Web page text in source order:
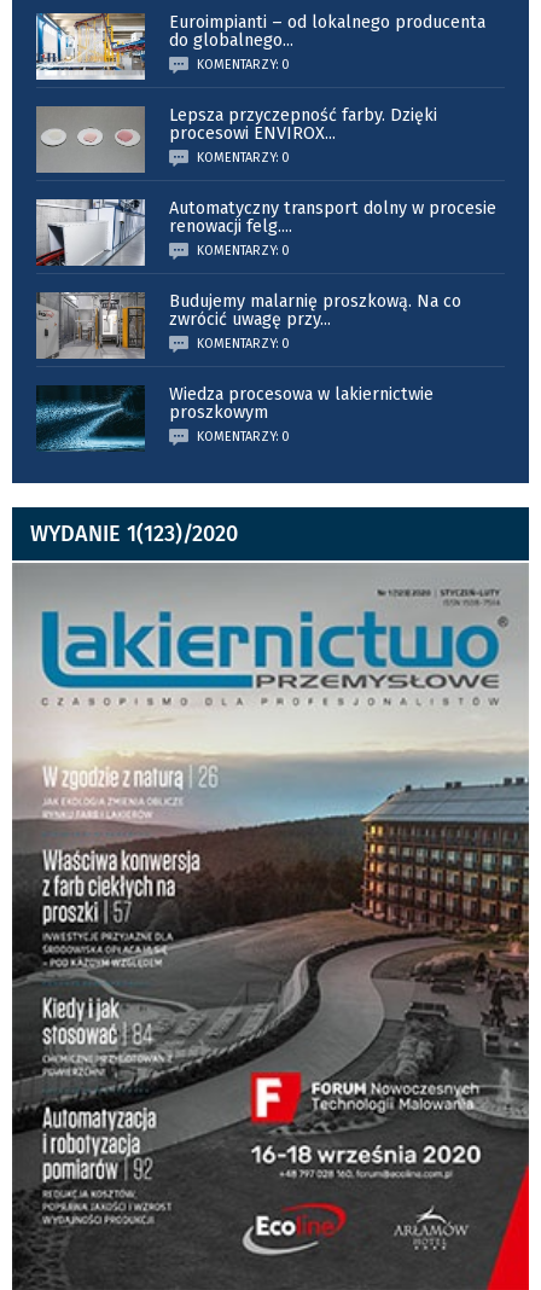
Euroimpianti – od lokalnego producenta
do globalnego...
KOMENTARZY: 0
Lepsza przyczepność farby. Dzięki
procesowi ENVIROX...
KOMENTARZY: 0
Automatyczny transport dolny w procesie
renowacji felg....
KOMENTARZY: 0
Budujemy malarnię proszkową. Na co
zwrócić uwagę przy...
KOMENTARZY: 0
Wiedza procesowa w lakiernictwie
proszkowym
KOMENTARZY: 0
WYDANIE 1(123)/2020